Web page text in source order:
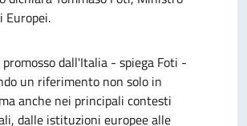
Europei.
promosso dall'Italia - spiega Foti -
un riferimento non solo in
anche nei principali contesti
dalle istituzioni europee alle